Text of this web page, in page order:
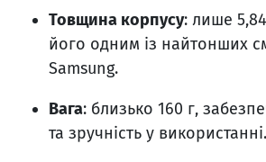
Товщина корпусу: лише
його одним із найтонших
Samsung.
Вага: близько 160 г,
та зручність у використанні.